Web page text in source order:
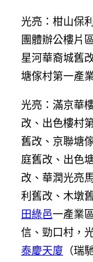
光亮：柑山保
團體辦公樓片
星河華裔城舊
塘傢村第一產
光亮：滿京華
改、出色樓村
舊改、京聯塘
庭舊改、出色
改、華潤光亮
利舊改、木墩
田綠邑一產業
信、勁口村，
泰慶天廈 （瑞